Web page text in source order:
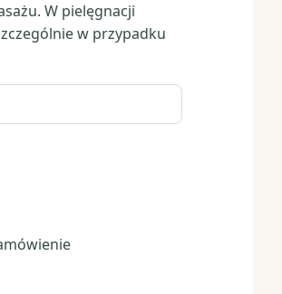
W pielęgnacji
w przypadku